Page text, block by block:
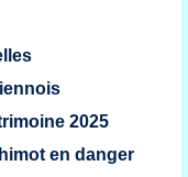
2025
en danger